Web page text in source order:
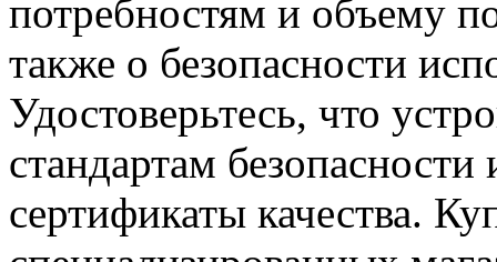
потребностям и объему
также о безопасности
Удостоверьтесь, что
стандартам
сертификаты качества.